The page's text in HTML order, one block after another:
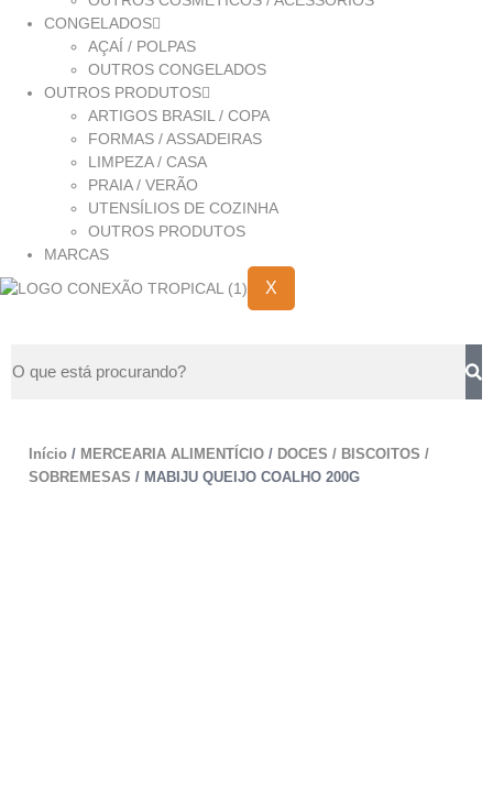
CONGELADOS
AÇAÍ / POLPAS
OUTROS CONGELADOS
OUTROS PRODUTOS
ARTIGOS BRASIL / COPA
FORMAS / ASSADEIRAS
LIMPEZA / CASA
PRAIA / VERÃO
UTENSÍLIOS DE COZINHA
OUTROS PRODUTOS
MARCAS
X
Início / MERCEARIA ALIMENTÍCIO / DOCES / BISCOITOS /
SOBREMESAS / MABIJU QUEIJO COALHO 200G